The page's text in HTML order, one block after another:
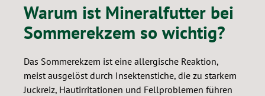
Warum ist Mineralfutter bei
Sommerekzem so wichtig?
Das Sommerekzem ist eine allergische Reaktion,
meist ausgelöst durch Insektenstiche, die zu starkem
Juckreiz, Hautirritationen und Fellproblemen führen